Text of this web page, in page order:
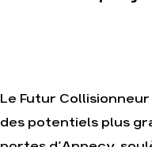
Je soutiens les
Le Futur Collisionneur
des potentiels plus